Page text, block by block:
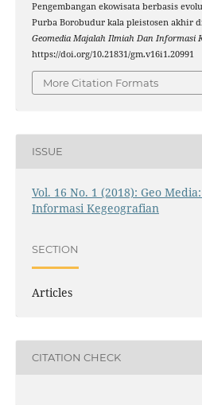
Pengembangan ekowisata berbasis
Purba Borobudur kala pleistosen akhir
Geomedia Majalah Ilmiah Dan Informasi
https://doi.org/10.21831/gm.v16i1.20991
More Citation Formats
ISSUE
Vol. 16 No. 1 (2018): Geo
Informasi Kegeografian
SECTION
Articles
CITATION CHECK